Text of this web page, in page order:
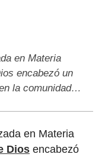
en Materia
encabezó un
la comunidad…
en Materia
Dios encabezó